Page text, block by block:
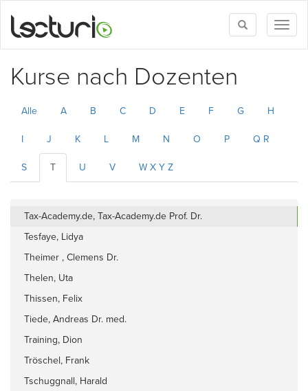
Toggle
search
Kurse nach Dozenten
Alle A B C D E F G H
I J K L M N O P Q R
S T U V W X Y Z
Tax-Academy.de, Tax-Academy.de Prof. Dr.
Tesfaye, Lidya
Theimer , Clemens Dr.
Thelen, Uta
Thissen, Felix
Tiede, Andreas Dr. med.
Training, Dion
Tröschel, Frank
Tschuggnall, Harald